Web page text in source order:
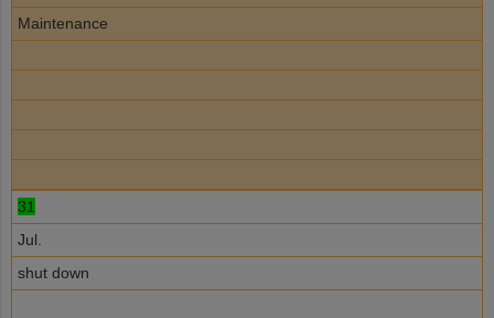
Maintenance
31
Jul.
shut down